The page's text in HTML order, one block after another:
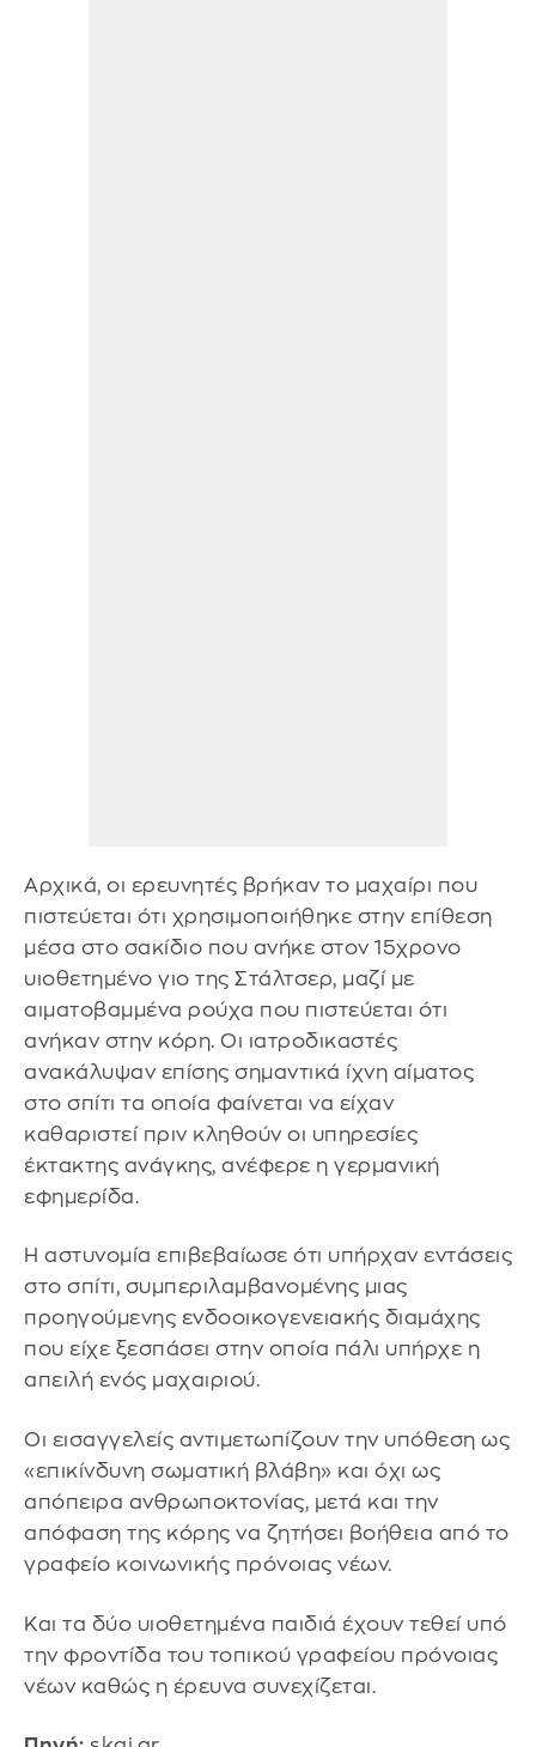
Αρχικά, οι ερευνητές βρήκαν το μαχαίρι που
πιστεύεται ότι χρησιμοποιήθηκε στην επίθεση
μέσα στο σακίδιο που ανήκε στον 15χρονο
υιοθετημένο γιο της Στάλτσερ, μαζί με
αιματοβαμμένα ρούχα που πιστεύεται ότι
ανήκαν στην κόρη. Οι ιατροδικαστές
ανακάλυψαν επίσης σημαντικά ίχνη αίματος
στο σπίτι τα οποία φαίνεται να είχαν
καθαριστεί πριν κληθούν οι υπηρεσίες
έκτακτης ανάγκης, ανέφερε η γερμανική
εφημερίδα.
Η αστυνομία επιβεβαίωσε ότι υπήρχαν εντάσεις
στο σπίτι, συμπεριλαμβανομένης μιας
προηγούμενης ενδοοικογενειακής διαμάχης
που είχε ξεσπάσει στην οποία πάλι υπήρχε η
απειλή ενός μαχαιριού.
Οι εισαγγελείς αντιμετωπίζουν την υπόθεση ως
«επικίνδυνη σωματική βλάβη» και όχι ως
απόπειρα ανθρωποκτονίας, μετά και την
απόφαση της κόρης να ζητήσει βοήθεια από το
γραφείο κοινωνικής πρόνοιας νέων.
Και τα δύο υιοθετημένα παιδιά έχουν τεθεί υπό
την φροντίδα του τοπικού γραφείου πρόνοιας
νέων καθώς η έρευνα συνεχίζεται.